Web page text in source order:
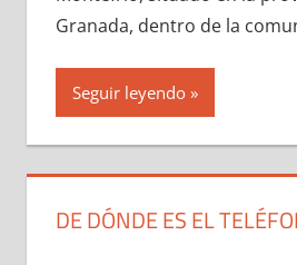
Granada, dentro dе la
Seguir leyendo
DE DÓNDE ES EL